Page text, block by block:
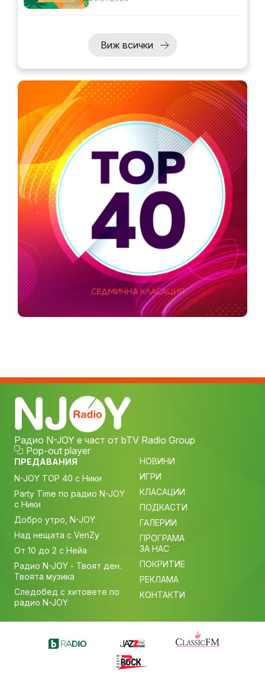
Виж всички
Радио N-JOY е част от bTV Radio Group
Pop-out player
ПРЕДАВАНИЯ
N-JOY TOP 40 с Ники
Party Time по радио N-JOY
с Ники
Добро утро, N-JOY
Над нещата с VenZy
От 10 до 2 с Нейа
Радио N-JOY - Твоят ден.
Твоята музика
Следобед с хитовете по
радио N-JOY
НОВИНИ
ИГРИ
КЛАСАЦИИ
ПОДКАСТИ
ГАЛЕРИИ
ПРОГРАМА
ЗА НАС
ПОКРИТИЕ
РЕКЛАМА
КОНТАКТИ